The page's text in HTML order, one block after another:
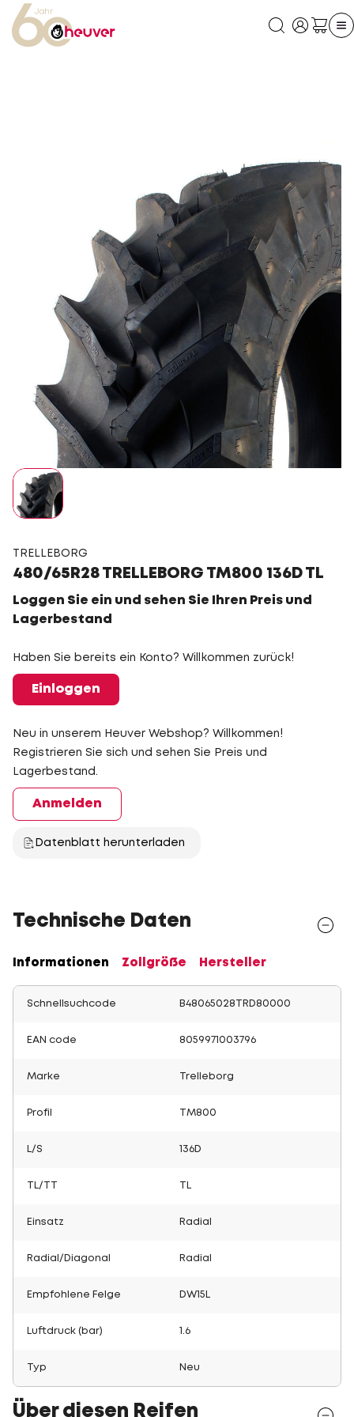
TRELLEBORG
480/65R28 TRELLEBORG TM800 136D TL
Loggen Sie ein und sehen Sie Ihren Preis und
Lagerbestand
Haben Sie bereits ein Konto? Willkommen zurück!
Einloggen
Neu in unserem Heuver Webshop? Willkommen!
Registrieren Sie sich und sehen Sie Preis und
Lagerbestand.
Anmelden
Datenblatt herunterladen
Technische Daten
Informationen Zollgröße Hersteller
Schnellsuchcode B48065028TRD80000
EAN code 8059971003796
Marke Trelleborg
Profil TM800
L/S 136D
TL/TT
Einsatz Radial
Radial/Diagonal Radial
Empfohlene Felge DW15L
Luftdruck (bar) 1.6
Typ Neu
Über diesen Reifen